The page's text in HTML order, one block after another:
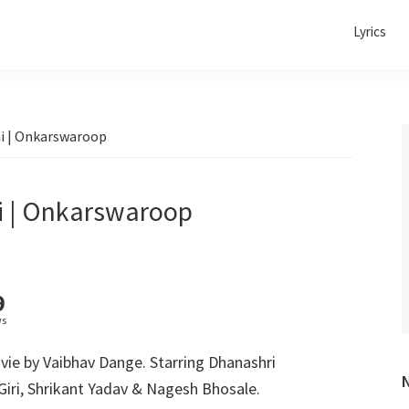
Lyrics
| Onkarswaroop
| Onkarswaroop
by Vaibhav Dange. Starring Dhanashri
Shrikant Yadav & Nagesh Bhosale.